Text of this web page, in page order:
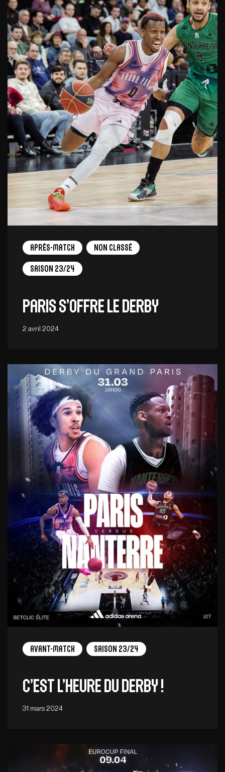
Après-match Non Classé
Saison 23/24
Paris s’offre le derby
2 avril 2024
Avant-Match Saison 23/24
C’est l’heure du derby !
31 mars 2024